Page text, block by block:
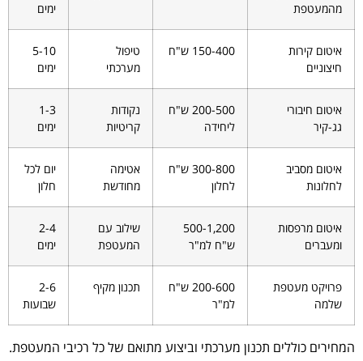
מהמעטפת
ימים
איטום קירות
חיצוניים
150-400 ש"ח
טיפול
מערכתי
5-10
ימים
איטום חיבורי
גג-קיר
200-500 ש"ח
ליחידה
נקודות
קריטיות
1-3
ימים
איטום מסביב
לחלונות
300-800 ש"ח
לחלון
אטימה
מחודשת
יום לכל
חלון
איטום מרפסות
ומעברים
500-1,200
ש"ח למ"ר
שילוב עם
המעטפת
2-4
ימים
פרויקט מעטפת
שלמה
200-600 ש"ח
למ"ר
תכנון מקיף
2-6
שבועות
המחירים כוללים תכנון מערכתי וביצוע מתואם של כל רכיבי המעטפת.